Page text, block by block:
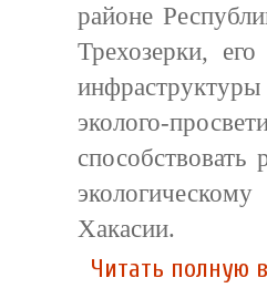
районе
Трехозерки,
эколого-
способствовать
Хакасии.
Читать полную